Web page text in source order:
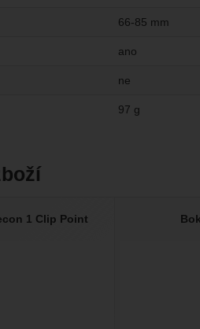
66-85 mm
ano
ne
97 g
1 Clip Point